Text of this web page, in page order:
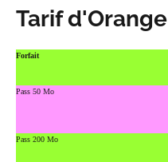
Tarif d'Orange
Forfait
Pass 50 Mo
Pass 200 Mo